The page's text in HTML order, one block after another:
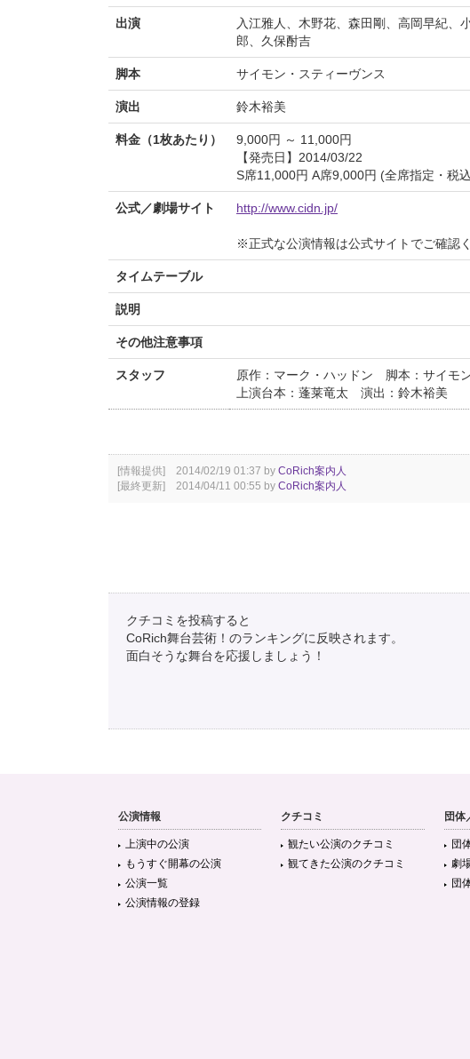
出演
入江雅人、木野花、森田剛、高岡早紀、
郎、久保酎吉
脚本 サイモン・スティーヴンス
演出 鈴木裕美
料金（1枚あたり）
9,000円 ～ 11,000円
【発売日】2014/03/22
S席11,000円 A席9,000円 (全席指定・税
公式／劇場サイト http://www.cidn.jp/
※正式な公演情報は公式サイトでご確認く
タイムテーブル
説明
その他注意事項
スタッフ
原作：マーク・ハッドン 脚本：サイモ
上演台本：蓬莱竜太 演出：鈴木裕美
[情報提供] 2014/02/19 01:37 by CoRich案内人
[最終更新] 2014/04/11 00:55 by CoRich案内人
クチコミを投稿すると
CoRich舞台芸術！のランキングに反映されます。
面白そうな舞台を応援しましょう！
公演情報
上演中の公演
もうすぐ開幕の公演
公演一覧
公演情報の登録
クチコミ
観たい公演のクチコミ
観てきた公演のクチコミ
団体
団
劇
団